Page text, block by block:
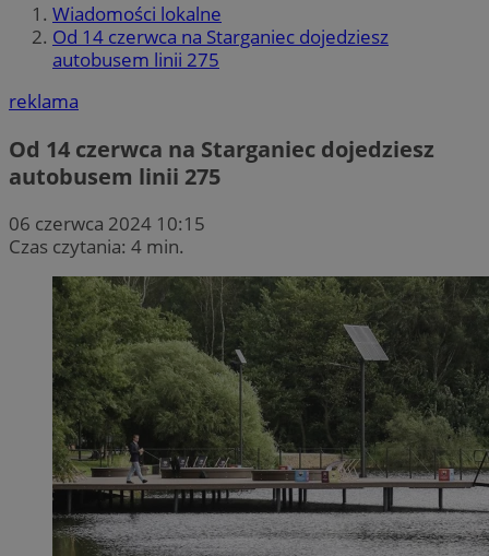
Wiadomości lokalne
Od 14 czerwca na Starganiec dojedziesz
autobusem linii 275
reklama
Od 14 czerwca na Starganiec dojedziesz
autobusem linii 275
06 czerwca 2024 10:15
Czas czytania: 4 min.